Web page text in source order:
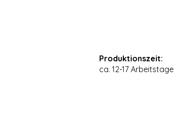
Produktionszeit:
ca. 12-17 Arbeitstage